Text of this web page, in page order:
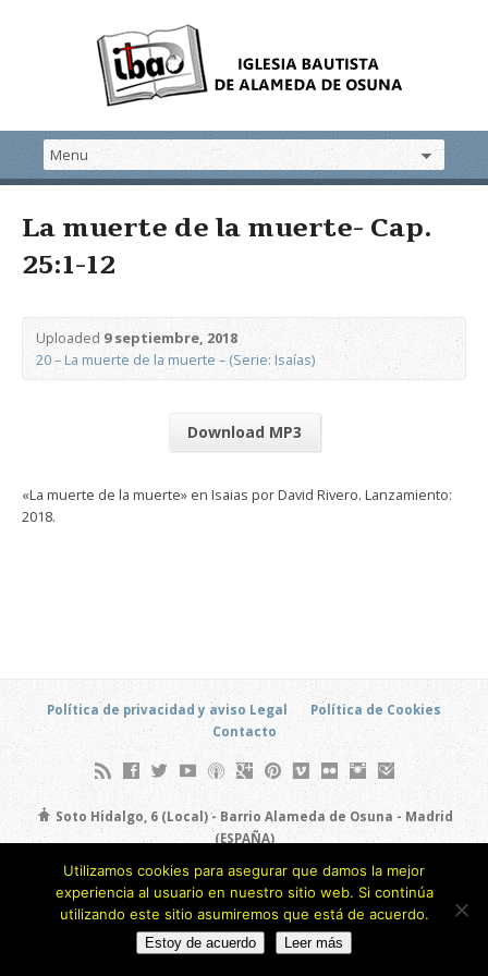
La muerte de la muerte- Cap.
25:1-12
Uploaded9 septiembre, 2018
20 – La muerte de la muerte – (Serie: Isaías)
Download MP3
«La muerte de la muerte» en Isaias por David Rivero. Lanzamiento:
2018.
Política de privacidad y aviso Legal
Política de Cookies
Contacto
Soto Hidalgo, 6 (Local) - Barrio Alameda de Osuna - Madrid
(ESPAÑA)
Copyright © 2026
Utilizamos cookies para asegurar que damos la mejor
experiencia al usuario en nuestro sitio web. Si continúa
utilizando este sitio asumiremos que está de acuerdo.
Estoy de acuerdo Leer más